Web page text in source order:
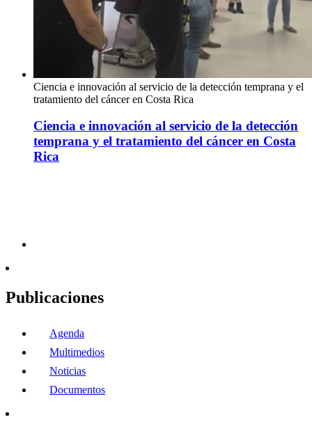
Ciencia e innovación al servicio de la detección temprana y el
tratamiento del cáncer en Costa Rica
Ciencia e innovación al servicio de la detección
temprana y el tratamiento del cáncer en Costa
Rica
Publicaciones
Agenda
Multimedios
Noticias
Documentos